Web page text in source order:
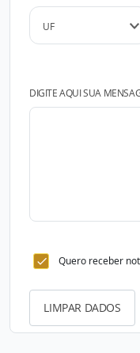
DIGITE AQUI SUA
Quero receber
LIMPAR DADOS